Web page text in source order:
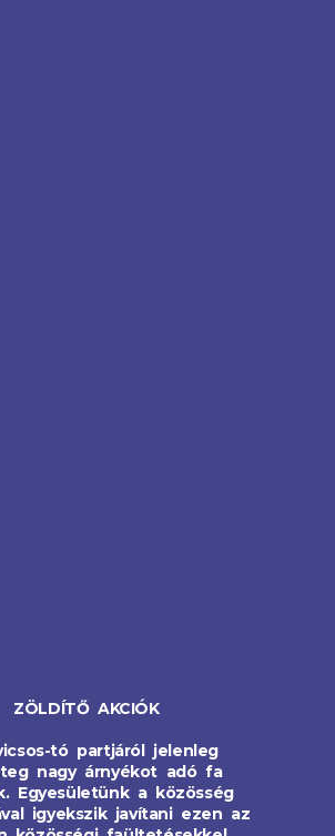
ZÖLDÍTŐ AKCIÓK
tó partjáról jelenleg
nagy árnyékot adó fa
Egyesületünk a közösség
igyekszik javítani ezen az